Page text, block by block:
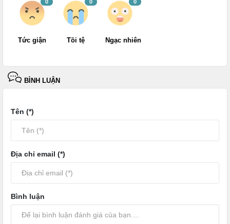
0
Tức giận
0
Tồi tệ
0
Ngạc nhiên
BÌNH LUẬN
Tên (*)
Địa chỉ email (*)
Bình luận